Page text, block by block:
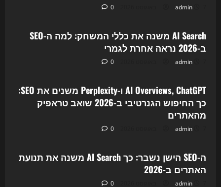
admin
0 Uncategorized
AI Search משנה את כללי המשחק: למה ה-SEO
ב-2026 נראה אחרת לגמרי
admin
0 Uncategorized
AI Overviews, ChatGPT ו-Perplexity משנים את SEO:
כך החיפוש הגנרטיבי ב-2026 שואב טראפיק
מהאתרים
admin
0 Uncategorized
ה-SEO הישן נשבר: כך AI Search משנה את תנועת
האתרים ב-2026
admin
0